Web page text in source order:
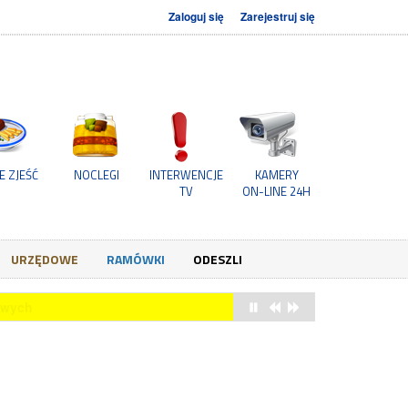
Zaloguj się Zarejestruj się
ZJEŚĆ NOCLEGI
INTERWENCJE
TV
KAMERY
ON-LINE 24H
URZĘDOWE RAMÓWKI ODESZLI